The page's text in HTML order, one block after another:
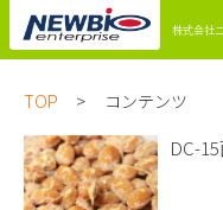
株式会社
TOP > コンテンツ
DC-